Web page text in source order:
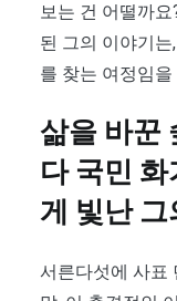
보는 건 어떨까
된 그의 이야기
를 찾는 여정임
삶을 바꾼
다 국민
게 빛난
서른다섯에 사표